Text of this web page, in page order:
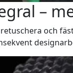
–
och